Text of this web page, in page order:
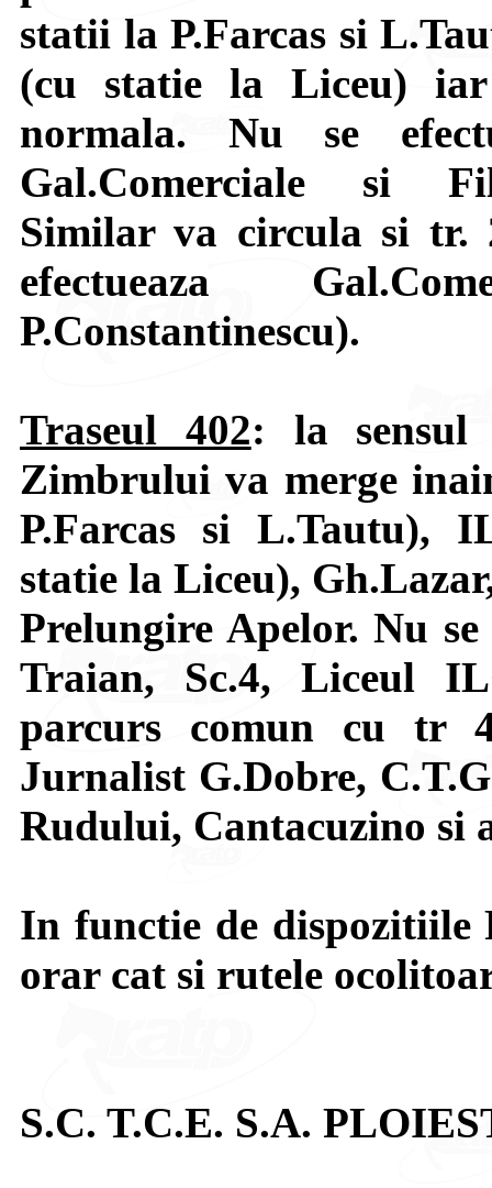
statii la P.Farcas si
(cu statie la Liceu)
normala. Nu se
Gal.Comerciale si
Similar va circula si tr.
efectueaza
P.Constantinescu).
Traseul 402: la sensul
Zimbrului va merge
P.Farcas si L.Tautu),
statie la Liceu),
Prelungire Apelor. Nu
Traian, Sc.4, Liceul
parcurs comun cu tr
Jurnalist G.Dobre,
Rudului, Cantacuzino si
In functie de
orar cat si rutele
S.C. T.C.E. S.A.